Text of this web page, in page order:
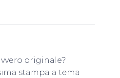
originale?
stampa a tema